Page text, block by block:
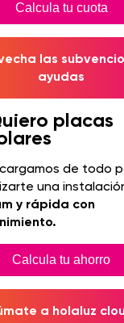
Calcula tu cuota
las
ayudas
placas
de todo
una
y rápida con
Calcula tu ahorro
a holaluz